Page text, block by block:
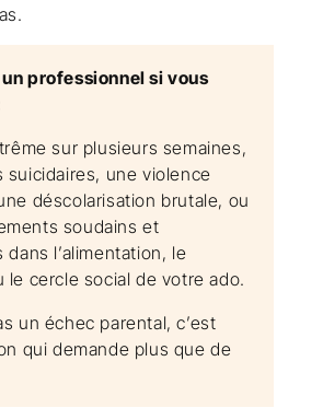
professionnel si vous
sur plusieurs semaines,
suicidaires, une violence
déscolarisation brutale, ou
soudains et
dans l’alimentation, le
le cercle social de votre ado.
un échec parental, c’est
qui demande plus que de